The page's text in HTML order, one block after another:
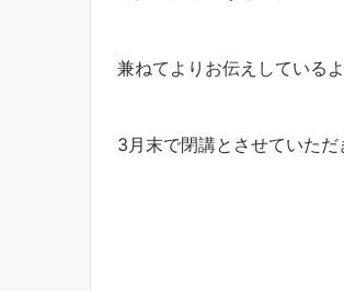
兼ねてよりお伝えしている
3月末で閉講とさせていただ